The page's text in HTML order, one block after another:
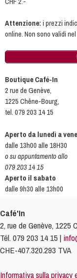
Attenzione: i prezzi
online. Non sono validi
Boutique Café-In
2 rue de Genève,
1225 Chêne-Bourg,
tel. 079 203 14 15
Aperto da lunedì a
dalle 13h00 alle 18H30
o su appuntamento allo
079 203 14 15
Aperto il sabato
dalle 9h30 alle 13h00
Café'In
2, rue de Genève, 1225
Tél. 079 203 14 15 |
CHE-407.320.293 TVA
Informativa sulla privacy